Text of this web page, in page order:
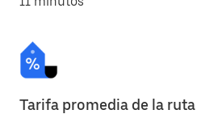
Tarifa promedia de la ruta